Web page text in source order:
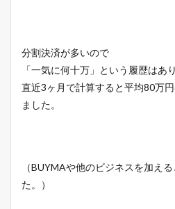
分割決済が多いので
「一気に何十万」という履歴はあ
直近3ヶ月で計算すると平均80万
ました。
（BUYMAや他のビジネスを加え
た。）